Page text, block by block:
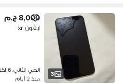
3
8,000 ج.م
ايفون xr
الحي الثاني، 6 اكتوبر
منذ 2 أيام